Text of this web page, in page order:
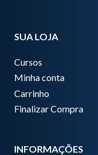
SUA LOJA
Cursos
Minha conta
Carrinho
Finalizar Compra
INFORMAÇÕES